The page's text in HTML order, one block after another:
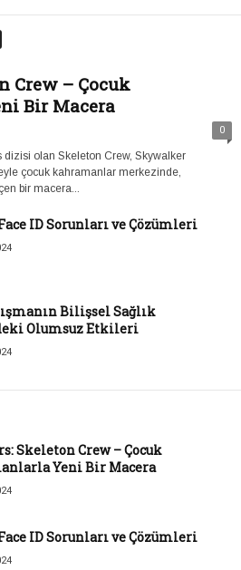
Crew – Çocuk
Bir Macera
0
dizisi olan Skeleton Crew, Skywalker
çocuk kahramanlar merkezinde,
bir macera...
ID Sorunları ve Çözümleri
Bilişsel Sağlık
Olumsuz Etkileri
Skeleton Crew – Çocuk
Yeni Bir Macera
ID Sorunları ve Çözümleri